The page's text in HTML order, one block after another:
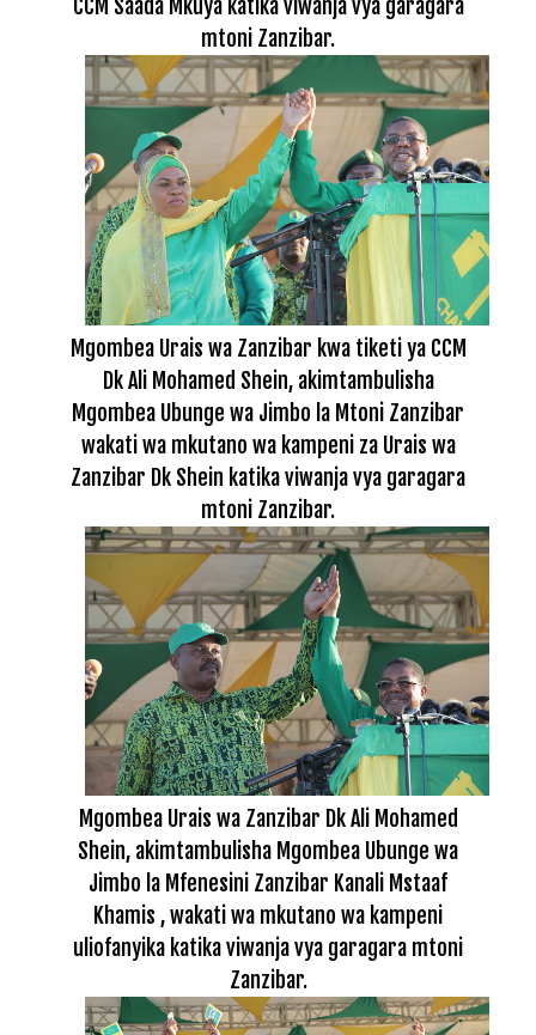
CCM Saada Mkuya katika viwanja vya garagara
mtoni Zanzibar.
Mgombea Urais wa Zanzibar kwa tiketi ya CCM
Dk Ali Mohamed Shein, akimtambulisha
Mgombea Ubunge wa Jimbo la Mtoni Zanzibar
wakati wa mkutano wa kampeni za Urais wa
Zanzibar Dk Shein katika viwanja vya garagara
mtoni Zanzibar.
Mgombea Urais wa Zanzibar Dk Ali Mohamed
Shein, akimtambulisha Mgombea Ubunge wa
Jimbo la Mfenesini Zanzibar Kanali Mstaaf
Khamis , wakati wa mkutano wa kampeni
uliofanyika katika viwanja vya garagara mtoni
Zanzibar.